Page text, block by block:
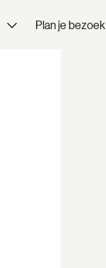
Plan je bezoek